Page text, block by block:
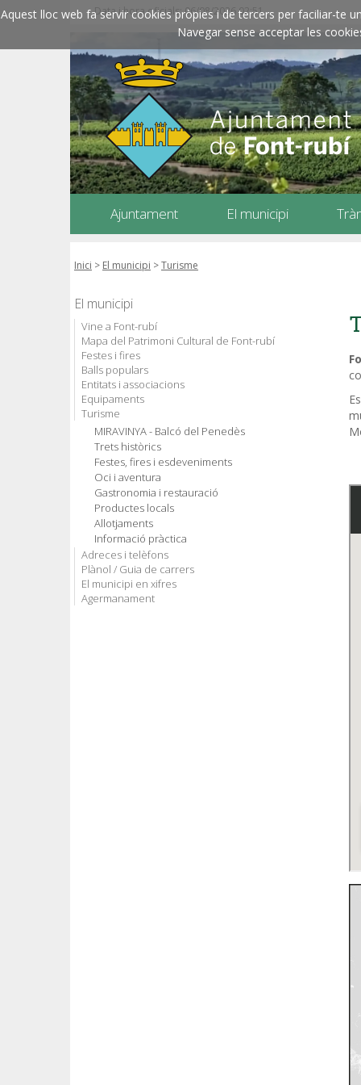
Aquest lloc web fa servir cookies pròpies i de tercers per faciliar-te
Navegar sense acceptar les
Data i hora oficials: 06/08/2026 02:51
Ajuntament El municipi
Inici > El municipi >Turisme
El municipi
Vine a Font-rubí
Mapa del Patrimoni Cultural de Font-rubí
Festes i fires
Balls populars
Entitats i associacions
Equipaments
Turisme
MIRAVINYA - Balcó del Penedès
Trets històrics
Festes, fires i esdeveniments
Oci i aventura
Gastronomia i restauració
Productes locals
Allotjaments
Informació pràctica
Adreces i telèfons
Plànol / Guia de carrers
El municipi en xifres
Agermanament